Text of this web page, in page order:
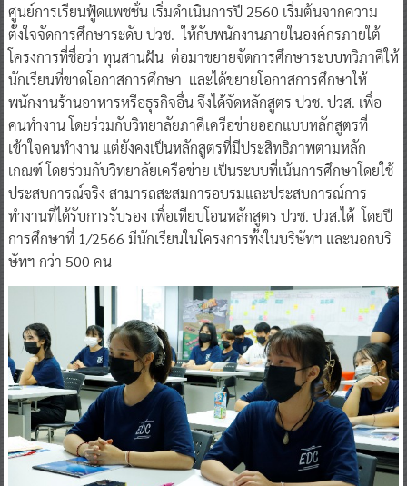
ศูนย์การเรียนฟู้ดแพชชั่น เริ่มดำเนินการปี 2560 เริ่มต้นจากความ
ตั้งใจจัดการศึกษาระดับ ปวช. ให้กับพนักงานภายในองค์กรภายใต้
โครงการที่ชื่อว่า ทุนสานฝัน ต่อมาขยายจัดการศึกษาระบบทวิภาคีให้
นักเรียนที่ขาดโอกาสการศึกษา และได้ขยายโอกาสการศึกษาให้
พนักงานร้านอาหารหรือธุรกิจอื่น จึงได้จัดหลักสูตร ปวช. ปวส. เพื่อ
คนทำงาน โดยร่วมกับวิทยาลัยภาคีเครือข่ายออกแบบหลักสูตรที่
เข้าใจคนทำงาน แต่ยังคงเป็นหลักสูตรที่มีประสิทธิภาพตามหลัก
เกณฑ์ โดยร่วมกับวิทยาลัยเครือข่าย เป็นระบบที่เน้นการศึกษาโดยใช้
ประสบการณ์จริง สามารถสะสมการอบรมและประสบการณ์การ
ทำงานที่ได้รับการรับรอง เพื่อเทียบโอนหลักสูตร ปวช. ปวส.ได้ โดยปี
การศึกษาที่ 1/2566 มีนักเรียนในโครงการทั้งในบริษัทฯ และนอกบริ
ษัทฯ กว่า 500 คน